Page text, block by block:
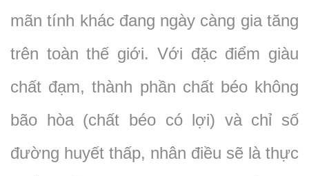
mãn tính khác đang ngày càng gia tăng
trên toàn thế giới. Với đặc điểm giàu
chất đạm, thành phần chất béo không
bão hòa (chất béo có lợi) và chỉ số
đường huyết thấp, nhân điều sẽ là thực